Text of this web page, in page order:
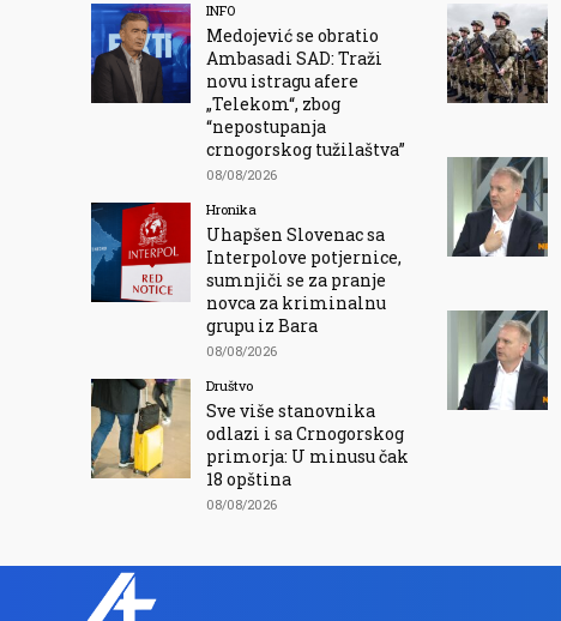
INFO
Medojević se obratio
Ambasadi SAD: Traži
novu istragu afere
„Telekom“, zbog
“nepostupanja
crnogorskog tužilaštva”
08/08/2026
Hronika
Uhapšen Slovenac sa
Interpolove potjernice,
sumnjiči se za pranje
novca za kriminalnu
grupu iz Bara
08/08/2026
Društvo
Sve više stanovnika
odlazi i sa Crnogorskog
primorja: U minusu čak
18 opština
08/08/2026